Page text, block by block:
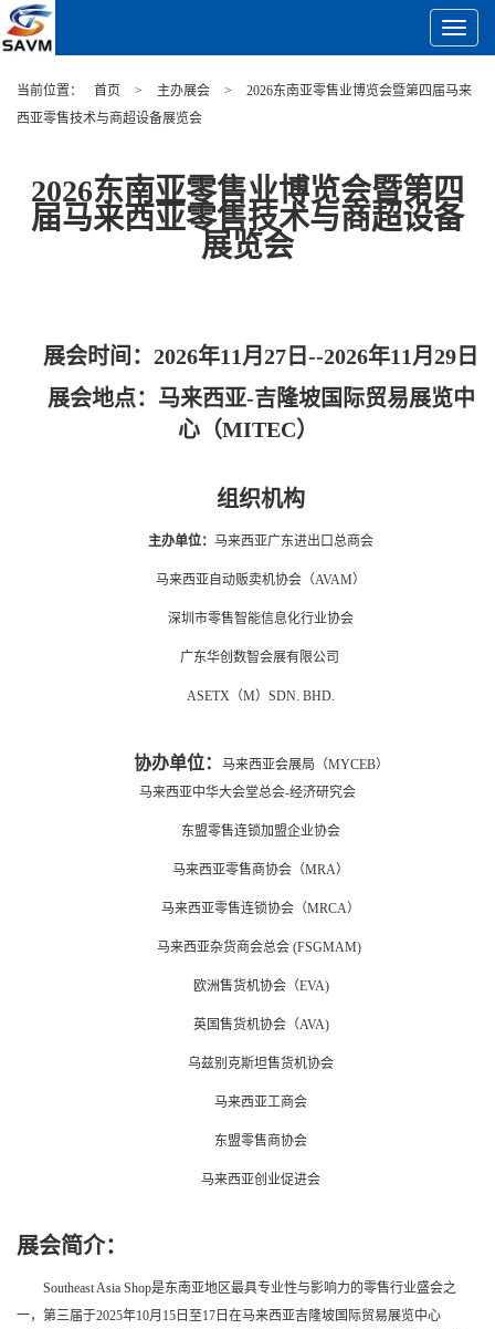
Toggle
当前位置：
首页 > 主办展会 >
2026东南亚零售业博览会暨第四届马来
西亚零售技术与商超设备展览会
2026东南亚零售业博览会暨第四
届马来西亚零售技术与商超设备
展览会
展会时间：2026年11月27日--2026年11月29日
展会地点：马来西亚-吉隆坡国际贸易展览中
心（MITEC）
组织机构
主办单位： 马来西亚广东进出口总商会
马来西亚自动贩卖机协会（AVAM）
深圳市零售智能信息化行业协会
广东华创数智会展有限公司
ASETX（M）SDN. BHD.
协办单位：
马来西亚会展局（MYCEB）
马来西亚中华大会堂总会-经济研究会
东盟零售连锁加盟企业协会
马来西亚零售商协会（MRA）
马来西亚零售连锁协会（MRCA）
马来西亚杂货商会总会 (FSGMAM)
欧洲售货机协会（EVA)
英国售货机协会（AVA)
乌兹别克斯坦售货机协会
马来西亚工商会
东盟零售商协会
马来西亚创业促进会
展会简介：
Southeast Asia Shop是东南亚地区最具专业性与影响力的零售行业盛会之
一，第三届于2025年10月15日至17日在马来西亚吉隆坡国际贸易展览中心